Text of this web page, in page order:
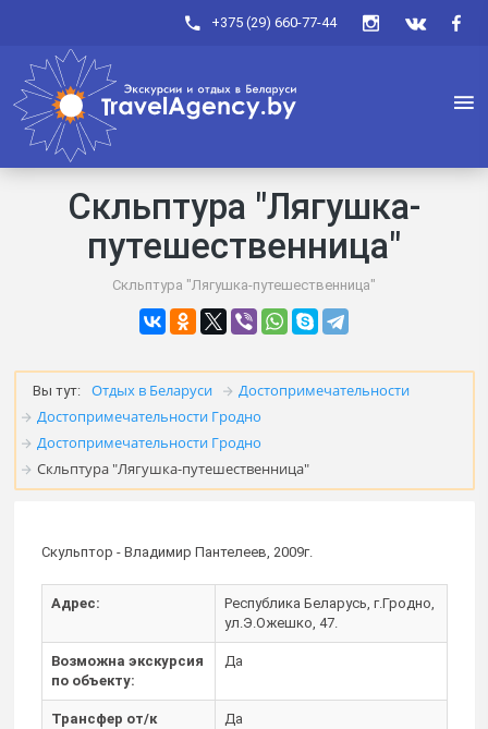
+375 (29) 660-77-44
Скльптура "Лягушка-
путешественница"
Скльптура "Лягушка-путешественница"
Вы тут: Отдых в Беларуси
Достопримечательности
Достопримечательности Гродно
Достопримечательности Гродно
Скльптура "Лягушка-путешественница"
Скульптор - Владимир Пантелеев, 2009г.
Адрес:
Республика Беларусь, г.Гродно,
ул.Э.Ожешко, 47.
Возможна экскурсия
по объекту:
Да
Трансфер от/к
Да